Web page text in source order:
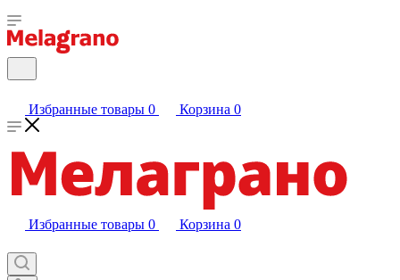
Избранные товары 0 Корзина 0
Избранные товары 0 Корзина 0